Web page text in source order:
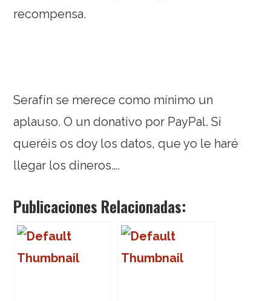
recompensa.
Serafín se merece como mínimo un
aplauso. O un donativo por PayPal. Si
queréis os doy los datos, que yo le haré
llegar los dineros….
Publicaciones Relacionadas: